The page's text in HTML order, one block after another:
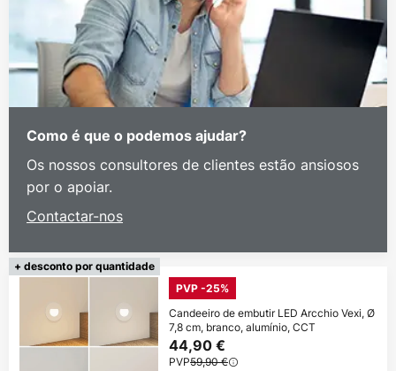
Como é que o podemos ajudar?
Os nossos consultores de clientes estão ansiosos
por o apoiar.
Contactar-nos
+ desconto por quantidade
PVP -25%
Candeeiro de embutir LED Arcchio Vexi, Ø
7,8 cm, branco, alumínio, CCT
44,90 €
PVP59,90 €